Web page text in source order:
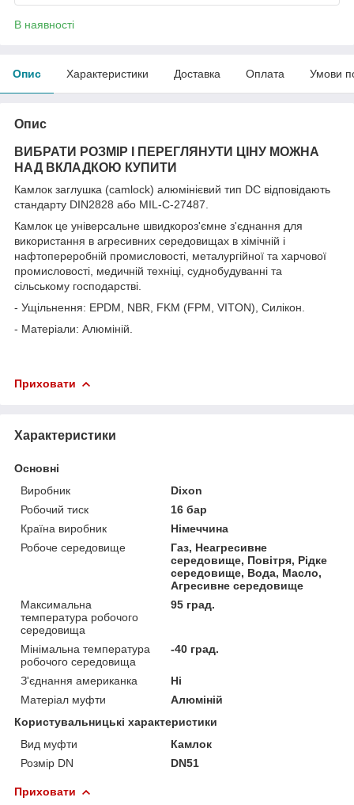
В наявності
Опис Характеристики Доставка Оплата Умови
Опис
ВИБРАТИ РОЗМІР І ПЕРЕГЛЯНУТИ ЦІНУ МОЖНА
НАД ВКЛАДКОЮ КУПИТИ
Камлок заглушка (camlock) алюмінієвий тип DC відповідають
стандарту DIN2828 або MIL-C-27487.
Камлок це універсальне швидкороз'ємне з'єднання для
використання в агресивних середовищах в хімічній і
нафтопереробній промисловості, металургійної та харчової
промисловості, медичній техніці, суднобудуванні та
сільському господарстві.
- Ущільнення: EPDM, NBR, FKM (FPM, VITON), Силікон.
- Матеріали: Алюміній.
Приховати
Характеристики
Основні
Виробник
Dixon
Робочий тиск
16 бар
Країна виробник
Німеччина
Робоче середовище
Газ, Неагресивне
середовище, Повітря, Рідке
середовище, Вода, Масло,
Агресивне середовище
Максимальна
температура робочого
середовища
95 град.
Мінімальна температура
робочого середовища
-40 град.
З'єднання американка
Ні
Матеріал муфти
Алюміній
Користувальницькі характеристики
Вид муфти
Камлок
Розмір DN
DN51
Приховати